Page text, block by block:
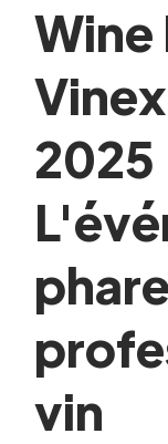
Wine
2025
vin